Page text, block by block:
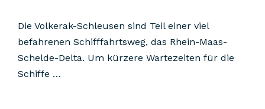
Die Volkerak-Schleusen sind Teil einer viel
befahrenen Schifffahrtsweg, das Rhein-Maas-
Schelde-Delta. Um kürzere Wartezeiten für die
Schiffe …